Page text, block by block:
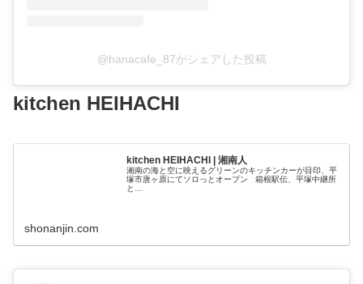
@hanacafe_87がシェアした投稿
kitchen HEIHACHI
kitchen HEIHACHI | 湘南人
湘南の海と空に映えるグリーンのキッチンカーが目印、平
塚市唐ヶ原にてソロっとオープン 箱根駅伝、平塚中継所